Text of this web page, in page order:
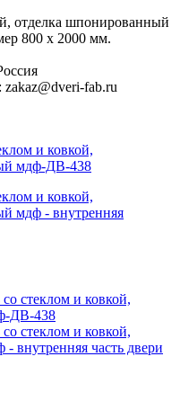
отделка шпонированный
800 х 2000 мм.
zakaz@dveri-fab.ru